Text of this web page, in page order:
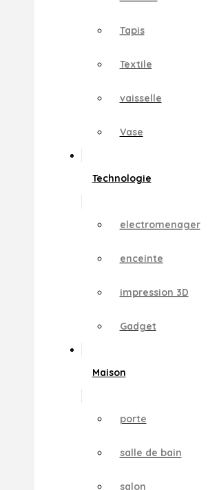
Tapis
Textile
vaisselle
Vase
Technologie
electromenager
enceinte
impression 3D
Gadget
Maison
porte
salle de bain
salon